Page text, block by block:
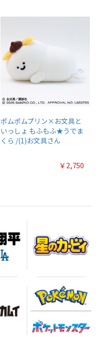
ポムポムプリン×お文具と
いっしょ もふもふ★うでま
くら /(1)お文具さん
￥2,750